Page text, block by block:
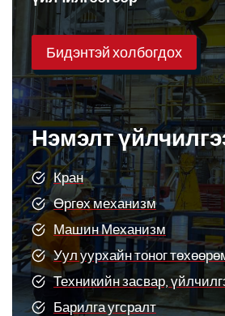
Бидэнтэй холбогдох
Нэмэлт
Кран
Өргөх механизм
Машин Механизм
Уул уурхайн тоног
Техникийн засвар,
Барилга угсралт